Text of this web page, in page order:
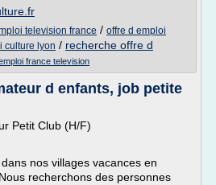
television france / offre d emploi
culture lyon / recherche offre d
france television
d enfants, job petite
Petit Club (H/F)
nos villages vacances en
recherchons des personnes